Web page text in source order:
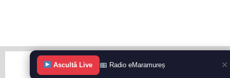
Ascultă Live Radio eMaramureș ✕